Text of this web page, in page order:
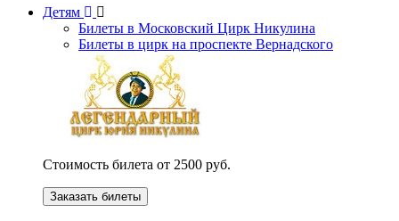
Детям
Билеты в Московский Цирк Никулина
Билеты в цирк на проспекте Вернадского
Стоимость билета от 2500 руб.
Заказать билеты